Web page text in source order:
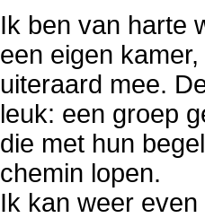
Ik ben van harte
een eigen
uiteraard mee.
leuk: een groep
die met hun
chemin lopen.
Ik kan weer